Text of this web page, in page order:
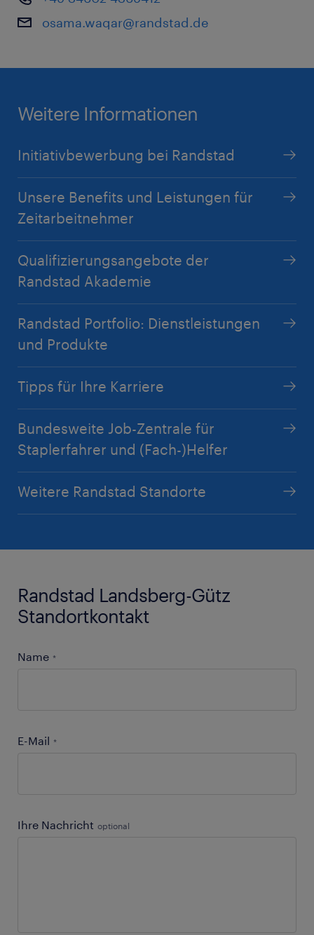
osama.waqar@randstad.de
Weitere Informationen
Initiativbewerbung bei Randstad
Unsere Benefits und Leistungen für
Zeitarbeitnehmer
Qualifizierungsangebote der
Randstad Akademie
Randstad Portfolio: Dienstleistungen
und Produkte
Tipps für Ihre Karriere
Bundesweite Job-Zentrale für
Staplerfahrer und (Fach-)Helfer
Weitere Randstad Standorte
Randstad Landsberg-Gütz
Standortkontakt
Name *
E-Mail *
Ihre Nachricht optional